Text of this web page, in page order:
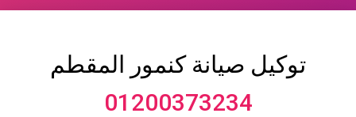
توكيل صيانة كنمور المقطم
01200373234